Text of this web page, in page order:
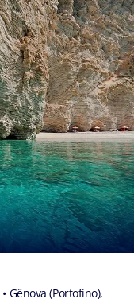
• Gênova (Portofino),